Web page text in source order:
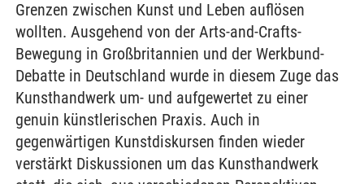
Grenzen zwischen Kunst und Leben auflösen
wollten. Ausgehend von der Arts-and-Crafts-
Bewegung in Großbritannien und der Werkbund-
Debatte in Deutschland wurde in diesem Zuge das
Kunsthandwerk um- und aufgewertet zu einer
genuin künstlerischen Praxis. Auch in
gegenwärtigen Kunstdiskursen finden wieder
verstärkt Diskussionen um das Kunsthandwerk